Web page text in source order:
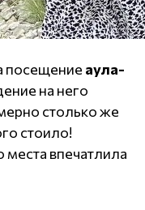
посещение аула-
на него
столько же
стоило!
впечатлила